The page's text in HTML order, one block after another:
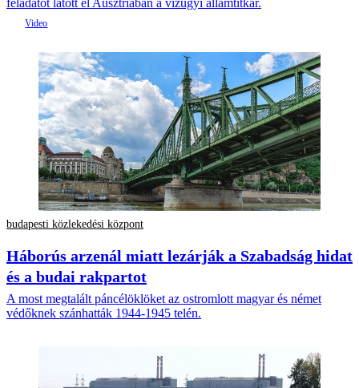
feladatot látott el Ausztriában a vízügyi államtitkár.
budapesti közlekedési központ
Háborús arzenál miatt lezárják a Szabadság hidat
és a budai rakpartot
A most megtalált páncélöklöket az ostromlott magyar és német
védőknek szánhatták 1944-1945 telén.